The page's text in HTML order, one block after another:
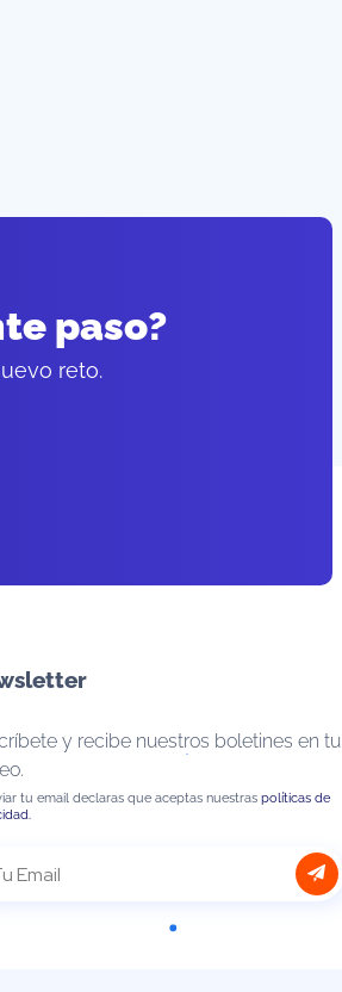
paso?
reto.
y recibe nuestros boletines en tu
tu email declaras que aceptas nuestras políticas de